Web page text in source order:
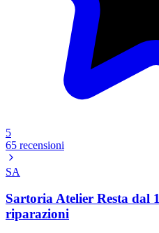
5
65 recensioni
SA
Sartoria Atelier Resta dal
riparazioni